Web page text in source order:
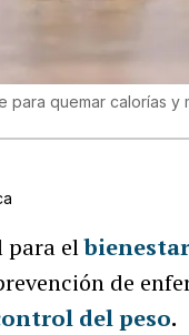
quemar calorías y
para elbienestar
de
del peso.